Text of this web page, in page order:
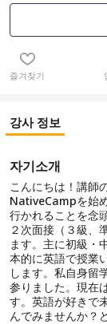
즐겨찾기
강사 정보
자기소개
こんにちは！講師
NativeCampを始
行かれることを念
２次面接（３級、
ます。主に初級・
本的に英語で授業
します。私自身留
参りました。現在
す。英語が好きで
んでみませんか？